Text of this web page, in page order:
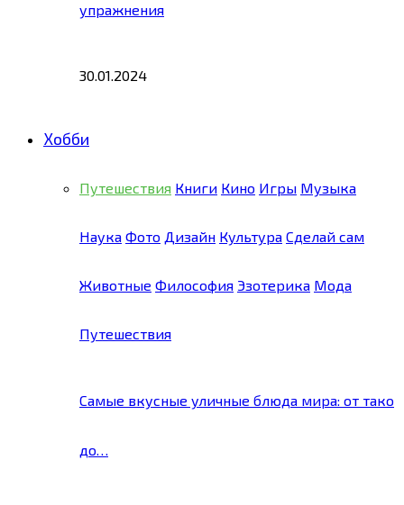
упражнения
30.01.2024
Хобби
Путешествия Книги Кино Игры Музыка
Наука Фото Дизайн Культура Сделай сам
Животные Философия Эзотерика Мода
Путешествия
Самые вкусные уличные блюда мира: от тако
до…